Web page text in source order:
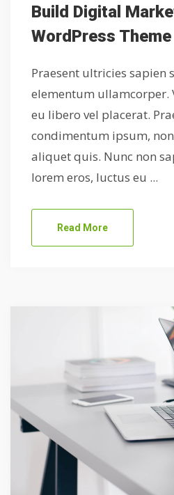
Build Digital
WordPress Theme
Praesent ultricies sapien
elementum
eu libero vel placerat.
condimentum ipsum,
aliquet quis. Nunc non
lorem eros, luctus eu ...
Read More